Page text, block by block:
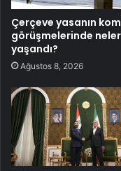
Çerçeve yasanın
görüşmelerinde neler
yaşandı?
Ağustos 8, 2026